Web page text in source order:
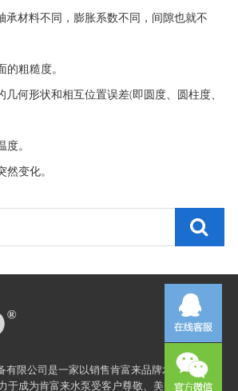
材料不同，膨胀系数不同，间隙也就不
粗糙度。
何形状和相互位置误差(即圆度、圆柱度、
。
变化。
限公司是一家以销售肯富来品牌水泵及配件
于成为肯富来水泵受客户尊敬、美誉度很高的